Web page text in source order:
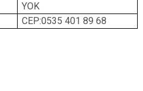
YOK
CEP:0535 401 89 68